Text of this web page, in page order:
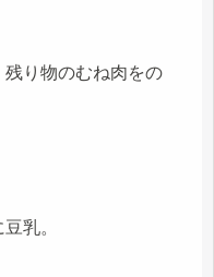
残り物のむね肉をの
乳。